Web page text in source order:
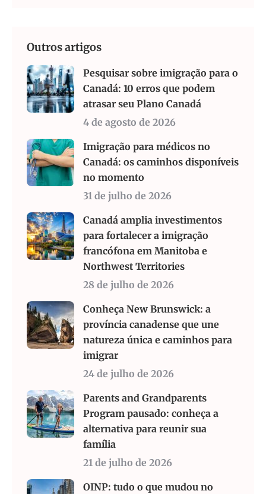
Outros artigos
Pesquisar sobre imigração para o
Canadá: 10 erros que podem
atrasar seu Plano Canadá
4 de agosto de 2026
Imigração para médicos no
Canadá: os caminhos disponíveis
no momento
31 de julho de 2026
Canadá amplia investimentos
para fortalecer a imigração
francófona em Manitoba e
Northwest Territories
28 de julho de 2026
Conheça New Brunswick: a
província canadense que une
natureza única e caminhos para
imigrar
24 de julho de 2026
Parents and Grandparents
Program pausado: conheça a
alternativa para reunir sua
família
21 de julho de 2026
OINP: tudo o que mudou no